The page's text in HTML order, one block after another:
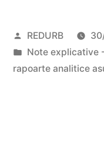
Posted
by
REDURB
Posted
in
Note explicative
rapoarte analitice